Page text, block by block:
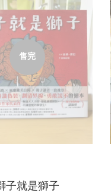
售完
子就是獅子